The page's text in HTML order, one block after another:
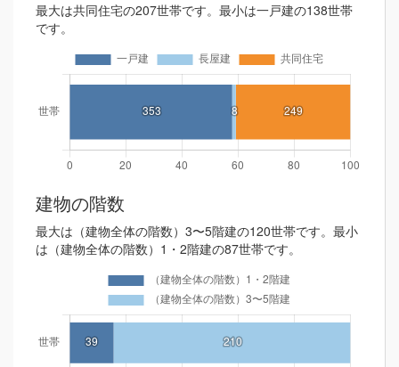
最大は共同住宅の207世帯です。最小は一戸建の138世帯
です。
建物の階数
最大は（建物全体の階数）3〜5階建の120世帯です。最小
は（建物全体の階数）1・2階建の87世帯です。